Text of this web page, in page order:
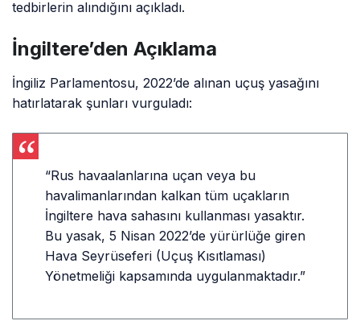
tedbirlerin alındığını açıkladı.
İngiltere’den Açıklama
İngiliz Parlamentosu, 2022’de alınan uçuş yasağını
hatırlatarak şunları vurguladı:
“Rus havaalanlarına uçan veya bu
havalimanlarından kalkan tüm uçakların
İngiltere hava sahasını kullanması yasaktır.
Bu yasak, 5 Nisan 2022’de yürürlüğe giren
Hava Seyrüseferi (Uçuş Kısıtlaması)
Yönetmeliği kapsamında uygulanmaktadır.”